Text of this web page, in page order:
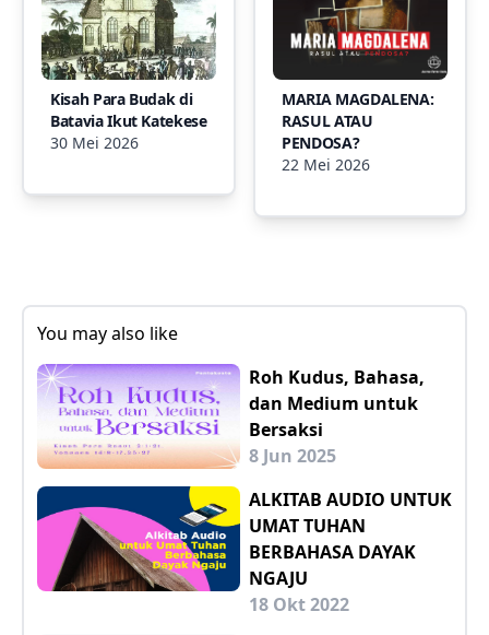
Kisah Para Budak di
Batavia Ikut Katekese
30 Mei 2026
MARIA MAGDALENA:
RASUL ATAU
PENDOSA?
22 Mei 2026
You may also like
Roh Kudus, Bahasa,
dan Medium untuk
Bersaksi
8 Jun 2025
ALKITAB AUDIO UNTUK
UMAT TUHAN
BERBAHASA DAYAK
NGAJU
18 Okt 2022